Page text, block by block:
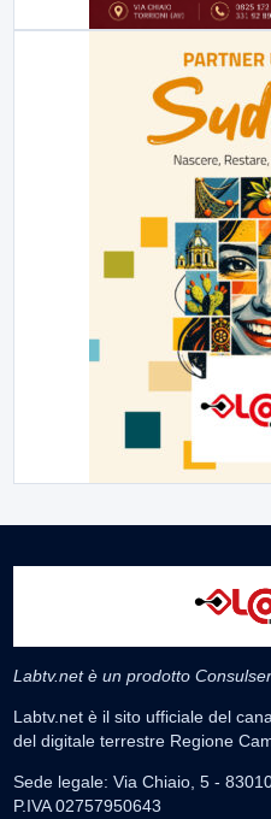
Labtv.net è un prodotto
Labtv.net è il sito ufficiale del
del digitale terrestre Regione
Sede legale: Via Chiaio, 5 -
P.IVA 02757950643